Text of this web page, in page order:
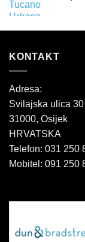
KONTAKT
Adresa:
Svilajska ulica 30
31000, Osijek
HRVATSKA
Telefon: 031 250
Mobitel: 091 250